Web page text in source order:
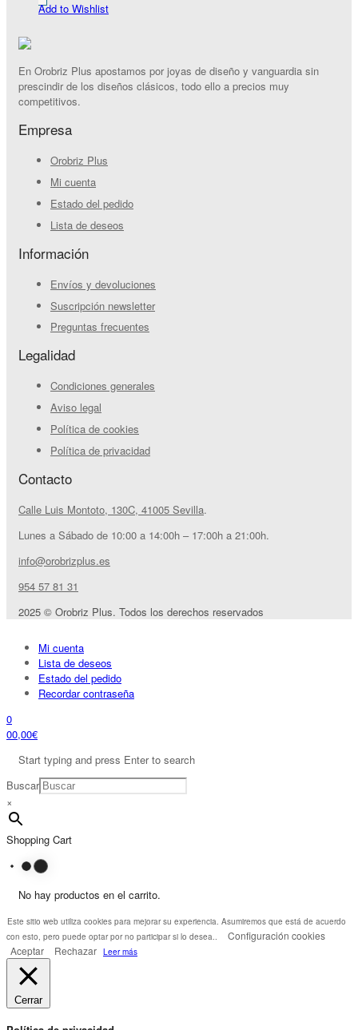
Add to Wishlist
En Orobriz Plus apostamos por joyas de diseño y vanguardia sin
prescindir de los diseños clásicos, todo ello a precios muy
competitivos.
Empresa
Orobriz Plus
Mi cuenta
Estado del pedido
Lista de deseos
Información
Envíos y devoluciones
Suscripción newsletter
Preguntas frecuentes
Legalidad
Condiciones generales
Aviso legal
Política de cookies
Política de privacidad
Contacto
Calle Luis Montoto, 130C, 41005 Sevilla.
Lunes a Sábado de 10:00 a 14:00h – 17:00h a 21:00h.
info@orobrizplus.es
954 57 81 31
2025 © Orobriz Plus. Todos los derechos reservados
Mi cuenta
Lista de deseos
Estado del pedido
Recordar contraseña
0
00,00€
Start typing and press Enter to search
Buscar
×
Shopping Cart
No hay productos en el carrito.
Este sitio web utiliza cookies para mejorar su experiencia. Asumiremos que está de acuerdo
con esto, pero puede optar por no participar si lo desea..
Configuración cookies
Aceptar
Rechazar Leer más
Cerrar